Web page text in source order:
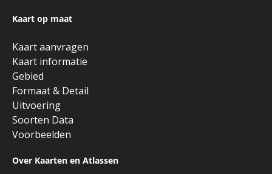
Kaart op maat
Kaart aanvragen
Kaart informatie
Gebied
Formaat & Detail
Uitvoering
Soorten Data
Voorbeelden
Over Kaarten en Atlassen